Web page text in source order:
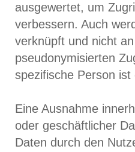
ausgewertet, um
verbessern. Auch
verknüpft und nicht
pseudonymisierten
spezifische Person
Eine Ausnahme
oder geschäftlicher
Daten durch den